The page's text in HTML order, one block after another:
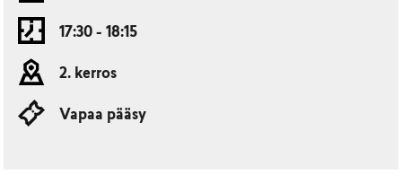
17:30 - 18:15
2. kerros
Vapaa pääsy